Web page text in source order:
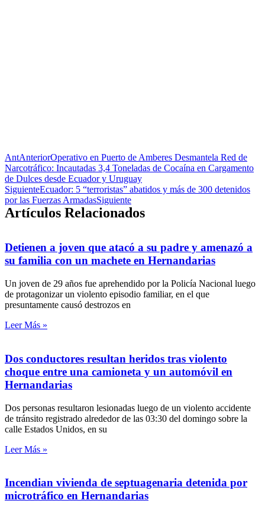
AntAnteriorOperativo en Puerto de Amberes Desmantela Red de
Narcotráfico: Incautadas 3,4 Toneladas de Cocaína en Cargamento
de Dulces desde Ecuador y Uruguay
SiguienteEcuador: 5 “terroristas” abatidos y más de 300 detenidos
por las Fuerzas ArmadasSiguiente
Artículos Relacionados
Detienen a joven que atacó a su padre y amenazó a
su familia con un machete en Hernandarias
Un joven de 29 años fue aprehendido por la Policía Nacional luego
de protagonizar un violento episodio familiar, en el que
presuntamente causó destrozos en
Leer Más »
Dos conductores resultan heridos tras violento
choque entre una camioneta y un automóvil en
Hernandarias
Dos personas resultaron lesionadas luego de un violento accidente
de tránsito registrado alrededor de las 03:30 del domingo sobre la
calle Estados Unidos, en su
Leer Más »
Incendian vivienda de septuagenaria detenida por
microtráfico en Hernandarias